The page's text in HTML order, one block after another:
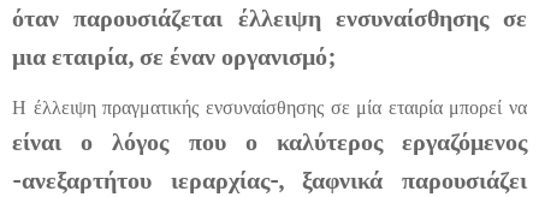
όταν παρουσιάζεται έλλειψη ενσυναίσθησης σε
μια εταιρία, σε έναν οργανισμό;
Η έλλειψη πραγματικής ενσυναίσθησης σε μία εταιρία μπορεί να
είναι ο λόγος που ο καλύτερος εργαζόμενος
-ανεξαρτήτου ιεραρχίας-, ξαφνικά παρουσιάζει